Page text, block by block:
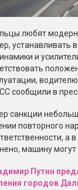
любят
устанавливать
и
сообщили в
санкции
повторного
а
машину могут
Путин
городов